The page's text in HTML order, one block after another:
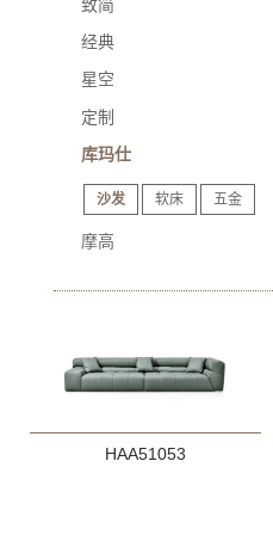
致简
经典
星空
定制
库玛仕
沙发 软床 五金
摩高
HAA51053